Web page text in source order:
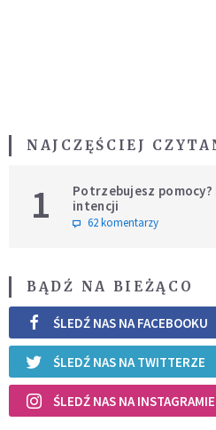
NAJCZĘŚCIEJ
1
Potrzebujesz
intencji
62 komentarzy
BĄDŹ NA BIEŻĄCO
ŚLEDŹ NAS NA FACEBOOKU
ŚLEDŹ NAS NA TWITTERZE
ŚLEDŹ NAS NA INSTAGRAMIE